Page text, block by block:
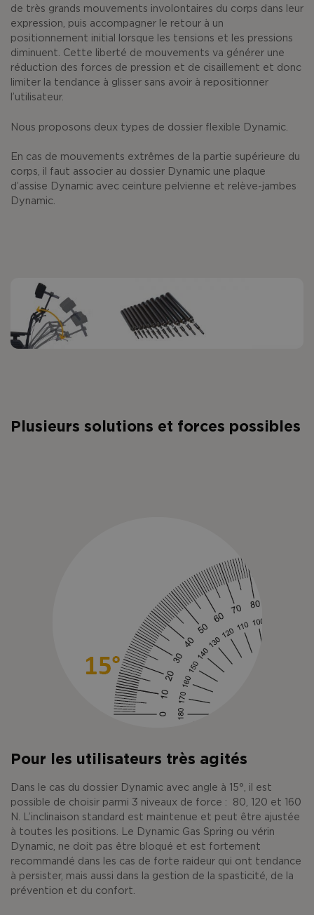
de très grands mouvements involontaires du corps dans leur
expression, puis accompagner le retour à un
positionnement initial lorsque les tensions et les pressions
diminuent. Cette liberté de mouvements va générer une
réduction des forces de pression et de cisaillement et donc
limiter la tendance à glisser sans avoir à repositionner
l’utilisateur.
Nous proposons deux types de dossier flexible Dynamic.
En cas de mouvements extrêmes de la partie supérieure du
corps, il faut associer au dossier Dynamic une plaque
d’assise Dynamic avec ceinture pelvienne et relève-jambes
Dynamic.
Plusieurs solutions et forces possibles
Pour les utilisateurs très agités
Dans le cas du dossier Dynamic avec angle à 15°, il est
possible de choisir parmi 3 niveaux de force : 80, 120 et 160
N. L’inclinaison standard est maintenue et peut être ajustée
à toutes les positions. Le Dynamic Gas Spring ou vérin
Dynamic, ne doit pas être bloqué et est fortement
recommandé dans les cas de forte raideur qui ont tendance
à persister, mais aussi dans la gestion de la spasticité, de la
prévention et du confort.